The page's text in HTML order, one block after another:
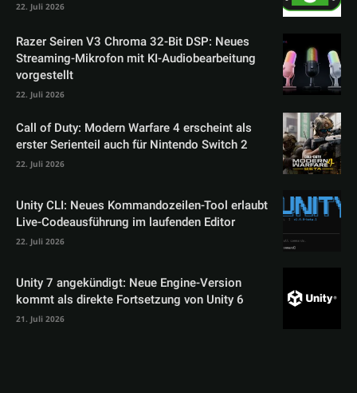
22. Juli 2026
Razer Seiren V3 Chroma 32-Bit DSP: Neues
Streaming-Mikrofon mit KI-Audiobearbeitung
vorgestellt
22. Juli 2026
Call of Duty: Modern Warfare 4 erscheint als
erster Serienteil auch für Nintendo Switch 2
22. Juli 2026
Unity CLI: Neues Kommandozeilen-Tool erlaubt
Live-Codeausführung im laufenden Editor
22. Juli 2026
Unity 7 angekündigt: Neue Engine-Version
kommt als direkte Fortsetzung von Unity 6
21. Juli 2026